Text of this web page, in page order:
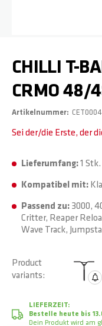
CHILLI T-
CRMO 48/
Artikelnummer CET0004
Sei der/die Erste, der
Lieferumfang:1 Stk.
Kompatibel mit:
Passend zu: 3000,
Critter, Reaper
Wave Track,
Product
variants
LIEFERZEIT:
Bestelle heute bis
Dein Produkt wird am